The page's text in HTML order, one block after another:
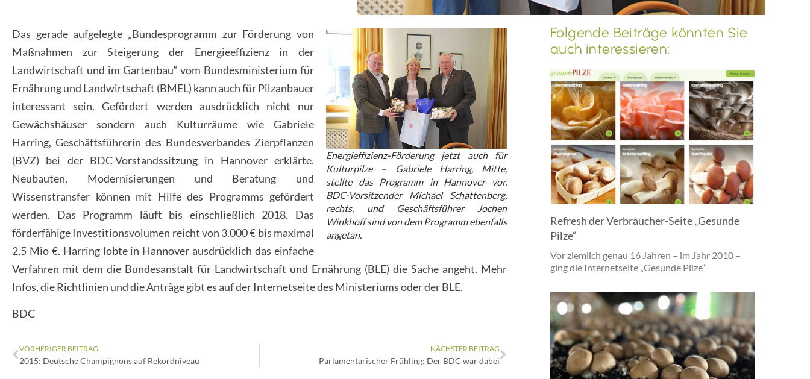
Energieffizienz-Förderung jetzt auch für
Kulturpilze – Gabriele Harring, Mitte,
stellte das Programm in Hannover vor.
BDC-Vorsitzender Michael Schattenberg,
rechts, und Geschäftsführer Jochen
Winkhoff sind von dem Programm ebenfalls
angetan.
Das gerade aufgelegte „Bundesprogramm zur Förderung von
Maßnahmen zur Steigerung der Energieeffizienz in der
Landwirtschaft und im Gartenbau“ vom Bundesministerium für
Ernährung und Landwirtschaft (BMEL) kann auch für Pilzanbauer
interessant sein. Gefördert werden ausdrücklich nicht nur
Gewächshäuser sondern auch Kulturräume wie Gabriele
Harring, Geschäftsführerin des Bundesverbandes Zierpflanzen
(BVZ) bei der BDC-Vorstandssitzung in Hannover erklärte.
Neubauten, Modernisierungen und Beratung und
Wissenstransfer können mit Hilfe des Programms gefördert
werden. Das Programm läuft bis einschließlich 2018. Das
förderfähige Investitionsvolumen reicht von 3.000 € bis maximal
2,5 Mio €. Harring lobte in Hannover ausdrücklich das einfache
Verfahren mit dem die Bundesanstalt für Landwirtschaft und Ernährung (BLE) die Sache angeht. Mehr
Infos, die Richtlinien und die Anträge gibt es auf der Internetseite des Ministeriums oder der BLE.
BDC
VORHERIGER BEITRAG
2015: Deutsche Champignons auf Rekordniveau
NÄCHSTER BEITRAG
Parlamentarischer Frühling: Der BDC war dabei
Folgende Beiträge könnten Sie
auch interessieren:
Refresh der Verbraucher-Seite „Gesunde
Pilze“
Vor ziemlich genau 16 Jahren – im Jahr 2010 –
ging die Internetseite „Gesunde Pilze“